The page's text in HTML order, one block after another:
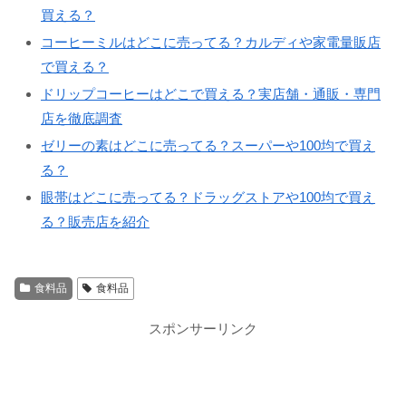
買える？
コーヒーミルはどこに売ってる？カルディや家電量販店
で買える？
ドリップコーヒーはどこで買える？実店舗・通販・専門
店を徹底調査
ゼリーの素はどこに売ってる？スーパーや100均で買え
る？
眼帯はどこに売ってる？ドラッグストアや100均で買え
る？販売店を紹介
食料品 食料品
スポンサーリンク